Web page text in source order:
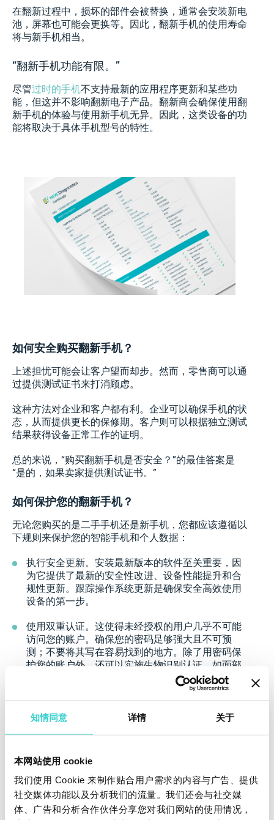
知情同意 详情 关于
本网站使用 cookie
我们使用 Cookie 来制作贴合用户需求的内容与广告、提供
社交媒体功能以及分析我们的流量。我们还会与社交媒
体、广告和分析合作伙伴分享您对我们网站的使用情况，
在翻新过程中，损坏的部件会被替换，通常会安装新电
池，屏幕也可能会更换等。因此，翻新手机的使用寿命
将与新手机相当。
“翻新手机功能有限。”
尽管过时的手机不支持最新的应用程序更新和某些功
能，但这并不影响翻新电子产品。翻新商会确保使用翻
新手机的体验与使用新手机无异。因此，这类设备的功
能将取决于具体手机型号的特性。
如何安全购买翻新手机？
上述担忧可能会让客户望而却步。然而，零售商可以通
过提供测试证书来打消顾虑。
这种方法对企业和客户都有利。企业可以确保手机的状
态，从而提供更长的保修期。客户则可以根据独立测试
结果获得设备正常工作的证明。
总的来说，“购买翻新手机是否安全？”的最佳答案是
“是的，如果卖家提供测试证书。”
如何保护您的翻新手机？
无论您购买的是二手手机还是新手机，您都应该遵循以
下规则来保护您的智能手机和个人数据：
执行安全更新。安装最新版本的软件至关重要，因
为它提供了最新的安全性改进、设备性能提升和合
规性更新。跟踪操作系统更新是确保安全高效使用
设备的第一步。
使用双重认证。这使得未经授权的用户几乎不可能
访问您的账户。确保您的密码足够强大且不可预
测；不要将其写在容易找到的地方。除了用密码保
护您的账户外，还可以实施生物识别认证，如面部
启用设备加密，将数据转换为编码格式。解密密钥
如何批量购买翻新手机？
如果您经营二手机业务并批量购买翻新手机，您需要确
保在购买前仔细测试这些设备。全面的诊断对评估设备